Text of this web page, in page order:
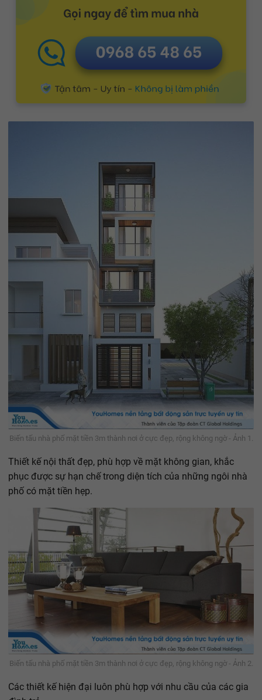
Biến tấu nhà phố mặt tiền 3m thành nơi ở cực đẹp, rộng không ngờ - Ảnh 1.
Thiết kế nội thất đẹp, phù hợp về mặt không gian, khắc
phục được sự hạn chế trong diện tích của những ngôi nhà
phố có mặt tiền hẹp.
Biến tấu nhà phố mặt tiền 3m thành nơi ở cực đẹp, rộng không ngờ - Ảnh 2.
Các thiết kế hiện đại luôn phù hợp với nhu cầu của các gia